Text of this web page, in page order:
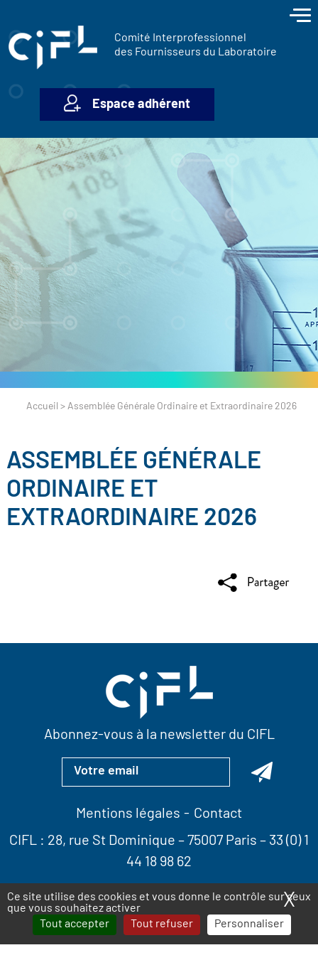
Ce site utilise des cookies et vous donne le contrôle sur ceux
que vous souhaitez activer
Tout accepter
Tout refuser Personnaliser
X
Comité Interprofessionnel
des Fournisseurs du Laboratoire
Espace adhérent
Accueil > Assemblée Générale Ordinaire et Extraordinaire 2026
ASSEMBLÉE GÉNÉRALE
ORDINAIRE ET
EXTRAORDINAIRE 2026
Abonnez-vous à la newsletter du CIFL
Mentions légales
Contact
CIFL : 28, rue St Dominique – 75007 Paris – 33 (0) 1
44 18 98 62